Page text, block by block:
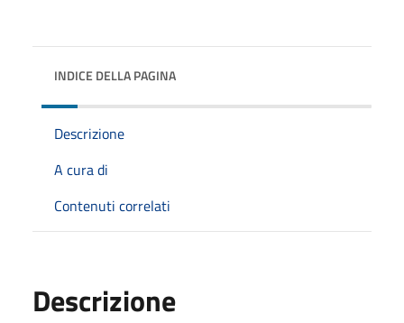
INDICE DELLA PAGINA
Descrizione
A cura di
Contenuti correlati
Descrizione